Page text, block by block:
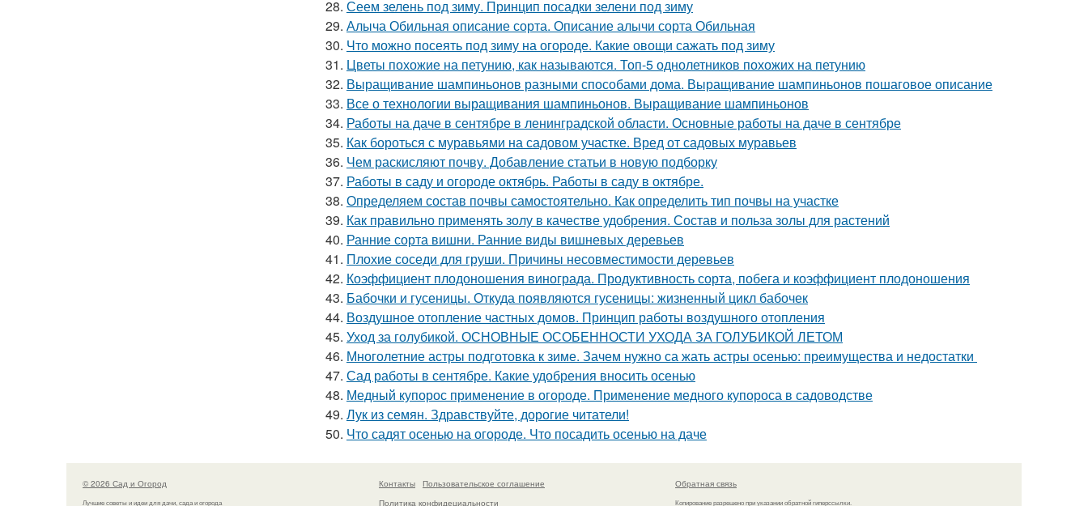
28. Сеем зелень под зиму. Принцип посадки зелени под зиму
29. Алыча Обильная описание сорта. Описание алычи сорта Обильная
30. Что можно посеять под зиму на огороде. Какие овощи сажать под зиму
31. Цветы похожие на петунию, как называются. Топ-5 однолетников похожих на петунию
32. Выращивание шампиньонов разными способами дома. Выращивание шампиньонов пошаговое описание
33. Все о технологии выращивания шампиньонов. Выращивание шампиньонов
34. Работы на даче в сентябре в ленинградской области. Основные работы на даче в сентябре
35. Как бороться с муравьями на садовом участке. Вред от садовых муравьев
36. Чем раскисляют почву. Добавление статьи в новую подборку
37. Работы в саду и огороде октябрь. Работы в саду в октябре.
38. Определяем состав почвы самостоятельно. Как определить тип почвы на участке
39. Как правильно применять золу в качестве удобрения. Состав и польза золы для растений
40. Ранние сорта вишни. Ранние виды вишневых деревьев
41. Плохие соседи для груши. Причины несовместимости деревьев
42. Коэффициент плодоношения винограда. Продуктивность сорта, побега и коэффициент плодоношения
43. Бабочки и гусеницы. Откуда появляются гусеницы: жизненный цикл бабочек
44. Воздушное отопление частных домов. Принцип работы воздушного отопления
45. Уход за голубикой. ОСНОВНЫЕ ОСОБЕННОСТИ УХОДА ЗА ГОЛУБИКОЙ ЛЕТОМ
46. Многолетние астры подготовка к зиме. Зачем нужно са жать астры осенью: преимущества и недостатки
47. Сад работы в сентябре. Какие удобрения вносить осенью
48. Медный купорос применение в огороде. Применение медного купороса в садоводстве
49. Лук из семян. Здравствуйте, дорогие читатели!
50. Что садят осенью на огороде. Что посадить осенью на даче
© 2026 Сад и Огород
Лучшие советы и идеи для дачи, сада и огорода
Контакты
Пользовательское соглашение
Политика конфидециальности
Обратная связь
Копирование разрешено при указании обратной гиперссылки.